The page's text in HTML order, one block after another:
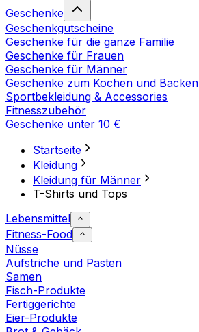
Geschenke
Geschenkgutscheine
Geschenke für die ganze Familie
Geschenke für Frauen
Geschenke für Männer
Geschenke zum Kochen und Backen
Sportbekleidung & Accessories
Fitnesszubehör
Geschenke unter 10 €
Startseite
Kleidung
Kleidung für Männer
T-Shirts und Tops
Lebensmittel
Fitness-Food
Nüsse
Aufstriche und Pasten
Samen
Fisch-Produkte
Fertiggerichte
Eier-Produkte